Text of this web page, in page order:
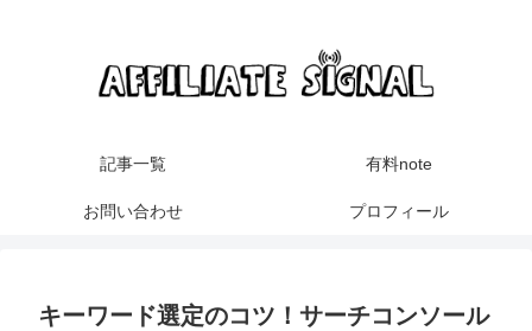
記事一覧 有料note
お問い合わせ プロフィール
キーワード選定のコツ！サーチコンソール